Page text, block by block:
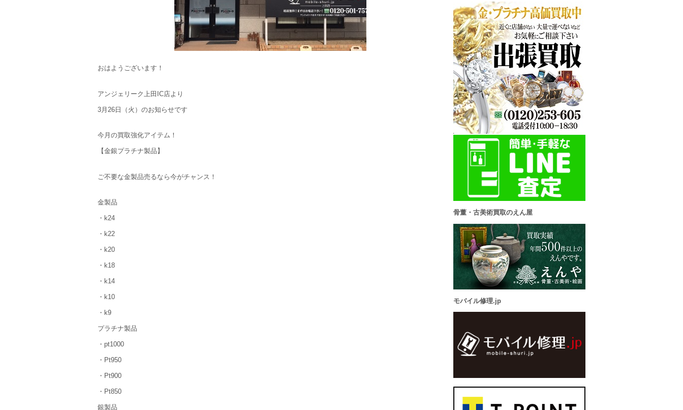
おはようございます！
アンジェリーク上田IC店より
3月26日（火）のお知らせです
今月の買取強化アイテム！
【金銀プラチナ製品】
ご不要な金製品売るなら今がチャンス！
金製品
・k24
・k22
・k20
・k18
・k14
・k10
・k9
プラチナ製品
・pt1000
・Pt950
・Pt900
・Pt850
銀製品
骨董・古美術買取のえん屋
モバイル修理.jp